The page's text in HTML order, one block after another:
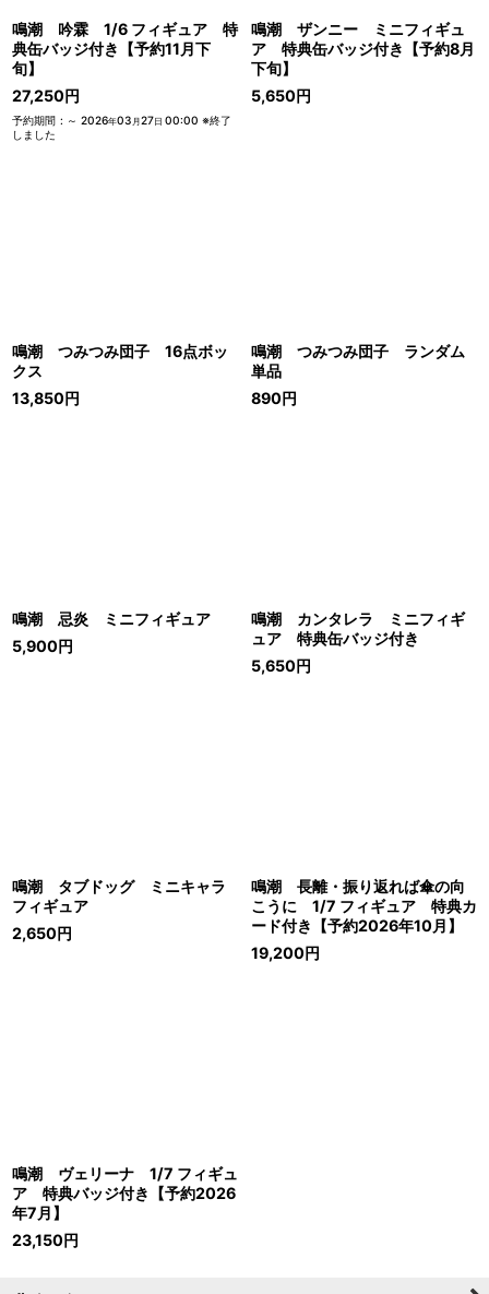
鳴潮 吟霖 1/6 フィギュア 特
典缶バッジ付き【予約11月下
旬】
27,250円
予約期間 : ～ 2026年03 月27日 00:00 ※終了
しました
鳴潮 ザンニー ミニフィギュ
ア 特典缶バッジ付き【予約8月
下旬】
5,650円
鳴潮 つみつみ団子 16点ボッ
クス
13,850円
鳴潮 つみつみ団子 ランダム
単品
890円
鳴潮 忌炎 ミニフィギュア
5,900円
鳴潮 カンタレラ ミニフィギ
ュア 特典缶バッジ付き
5,650円
鳴潮 タブドッグ ミニキャラ
フィギュア
2,650円
鳴潮 長離・振り返れば傘の向
こうに 1/7 フィギュア 特典カ
ード付き【予約2026年10月】
19,200円
鳴潮 ヴェリーナ 1/7 フィギュ
ア 特典バッジ付き【予約2026
年7月】
23,150円